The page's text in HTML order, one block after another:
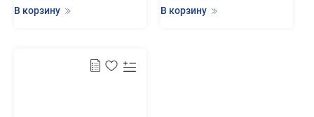
В корзину В корзину